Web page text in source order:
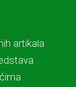
artikala